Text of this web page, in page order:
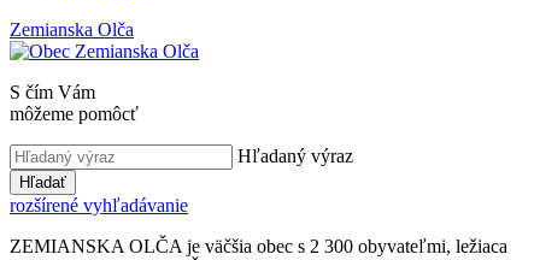
Zemianska Olča
S čím Vám
môžeme pomôcť
Hľadaný výraz
Hľadať
rozšírené vyhľadávanie
ZEMIANSKA OLČA je väčšia obec s 2 300 obyvateľmi, ležiaca